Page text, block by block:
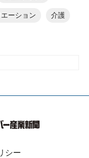
ーション 介護
シー